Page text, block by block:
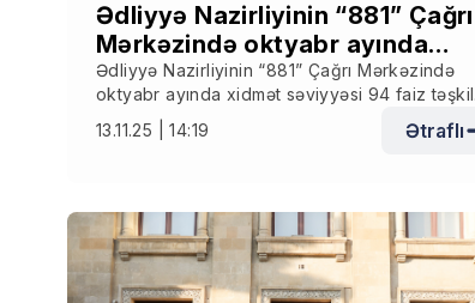
Ədliyyə Nazirliyinin “881” Çağrı
Mərkəzində oktyabr ayında
xidmət səviyyəsi 94 faiz təşkil
edib
Ədliyyə Nazirliyinin “881” Çağrı Mərkəzində
oktyabr ayında xidmət səviyyəsi 94 faiz təşkil
13.11.25 | 14:19 Ətraflı